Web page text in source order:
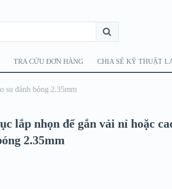
TRA CỨU ĐƠN HÀNG CHIA SẺ KỸ THUẬT
su đánh bóng 2.35mm
lắp nhọn để gắn vải nỉ hoặc
2.35mm